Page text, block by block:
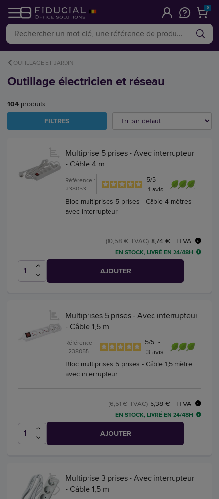
0
OUTILLAGE ET JARDIN
Outillage électricien et réseau
104 produits
FILTRES
Multiprise 5 prises - Avec interrupteur
- Câble 4 m
Référence :
238053
5/5 -
1 avis
Bloc multiprises 5 prises - Câble 4 mètres
avec interrupteur
8,74 € HTVA
(10,58 € TVAC)
EN STOCK, LIVRÉ EN 24/48H
AJOUTER
Multiprises 5 prises - Avec interrupteur
- Câble 1,5 m
Référence
: 238055
5/5 -
3 avis
Bloc multiprises 5 prises - Câble 1,5 mètre
avec interrupteur
5,38 € HTVA
(6,51 € TVAC)
EN STOCK, LIVRÉ EN 24/48H
AJOUTER
Multiprise 3 prises - Avec interrupteur
- Câble 1,5 m